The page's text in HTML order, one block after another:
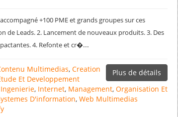
+100 PME et grands groupes sur ces
de Leads. 2. Lancement de nouveaux produits. 3. Des
4. Refonte et cr�...
Plus de détails
Multimedias, Creation
Et Developpement
Ingenierie, Internet, Management, Organisation Et
D'information, Web Multimedias